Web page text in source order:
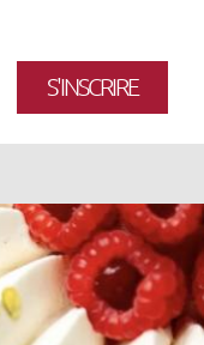
S'INSCRIRE